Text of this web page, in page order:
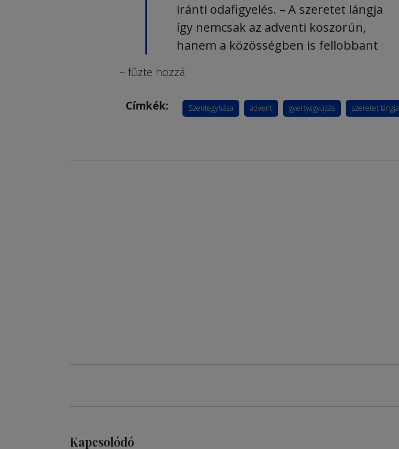
iránti odafigyelés. – A szeretet lángja
így nemcsak az adventi koszorún,
hanem a közösségben is fellobbant
– fűzte hozzá.
Címkék: Szentegyháza advent gyertyagyújtás szeretet lángja
Kapcsolódó